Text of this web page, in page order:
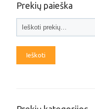
Prekių paieška
Ieškoti